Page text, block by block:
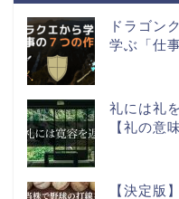
ドラゴン
学ぶ「仕
礼には礼
【礼の意
【決定版